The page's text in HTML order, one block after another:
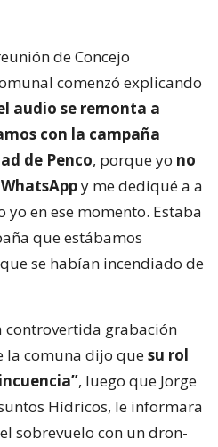
de Concejo
comenzó explicando
audio se remonta a
con la campaña
de Penco, porque yo no
y me dediqué a a
yo en ese momento. Estaba
que estábamos
se habían incendiado de
controvertida grabación
comuna dijo quesu rol
, luego que Jorge
Hídricos, le informara
sobrevuelo con un dron-